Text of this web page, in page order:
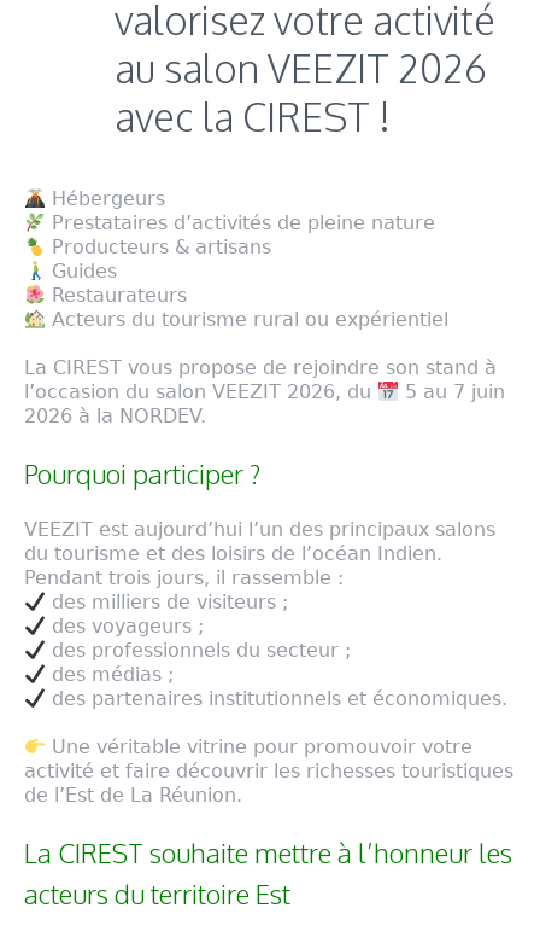
valorisez votre activité
au salon VEEZIT 2026
avec la CIREST !
Hébergeurs
Prestataires d’activités de pleine nature
Producteurs & artisans
Guides
Restaurateurs
Acteurs du tourisme rural ou expérientiel
La CIREST vous propose de rejoindre son stand à
l’occasion du salon VEEZIT 2026, du
5 au 7 juin
2026 à la NORDEV.
Pourquoi participer ?
VEEZIT est aujourd’hui l’un des principaux salons
du tourisme et des loisirs de l’océan Indien.
Pendant trois jours, il rassemble :
des milliers de visiteurs ;
des voyageurs ;
des professionnels du secteur ;
des médias ;
des partenaires institutionnels et économiques.
Une véritable vitrine pour promouvoir votre
activité et faire découvrir les richesses touristiques
de l’Est de La Réunion.
La CIREST souhaite mettre à l’honneur les
acteurs du territoire Est